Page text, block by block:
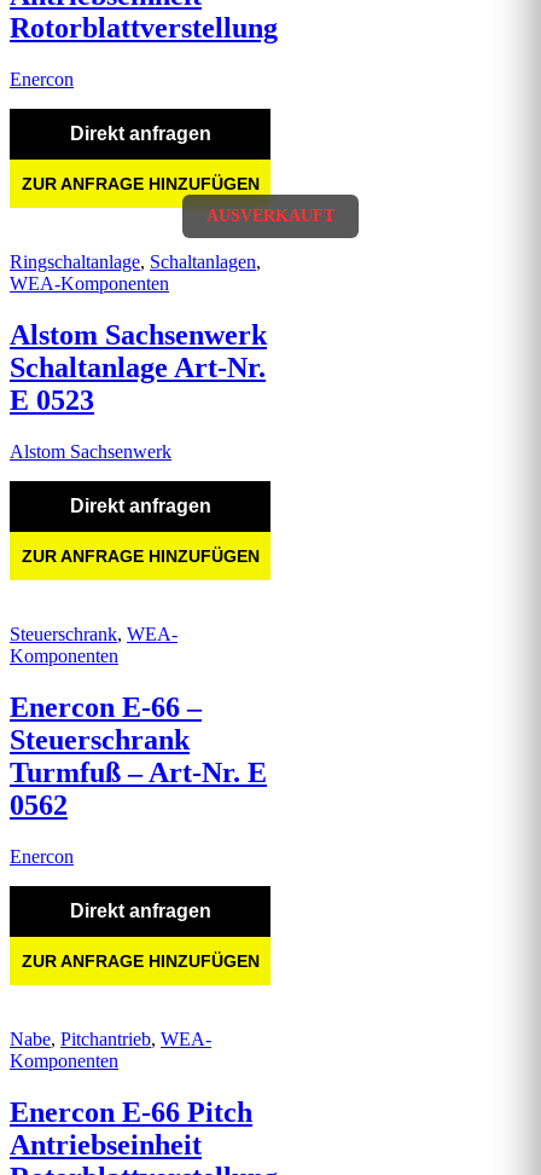
AUSVERKAUFT
Rotorblattverstellung
Enercon
Direkt anfragen
ZUR ANFRAGE HINZUFÜGEN
Ringschaltanlage, Schaltanlagen,
WEA-Komponenten
Alstom Sachsenwerk
Schaltanlage Art-Nr.
E 0523
Alstom Sachsenwerk
Direkt anfragen
ZUR ANFRAGE HINZUFÜGEN
Steuerschrank, WEA-
Komponenten
Enercon E-66 –
Steuerschrank
Turmfuß – Art-Nr. E
0562
Enercon
Direkt anfragen
ZUR ANFRAGE HINZUFÜGEN
Nabe, Pitchantrieb, WEA-
Komponenten
Enercon E-66 Pitch
Antriebseinheit